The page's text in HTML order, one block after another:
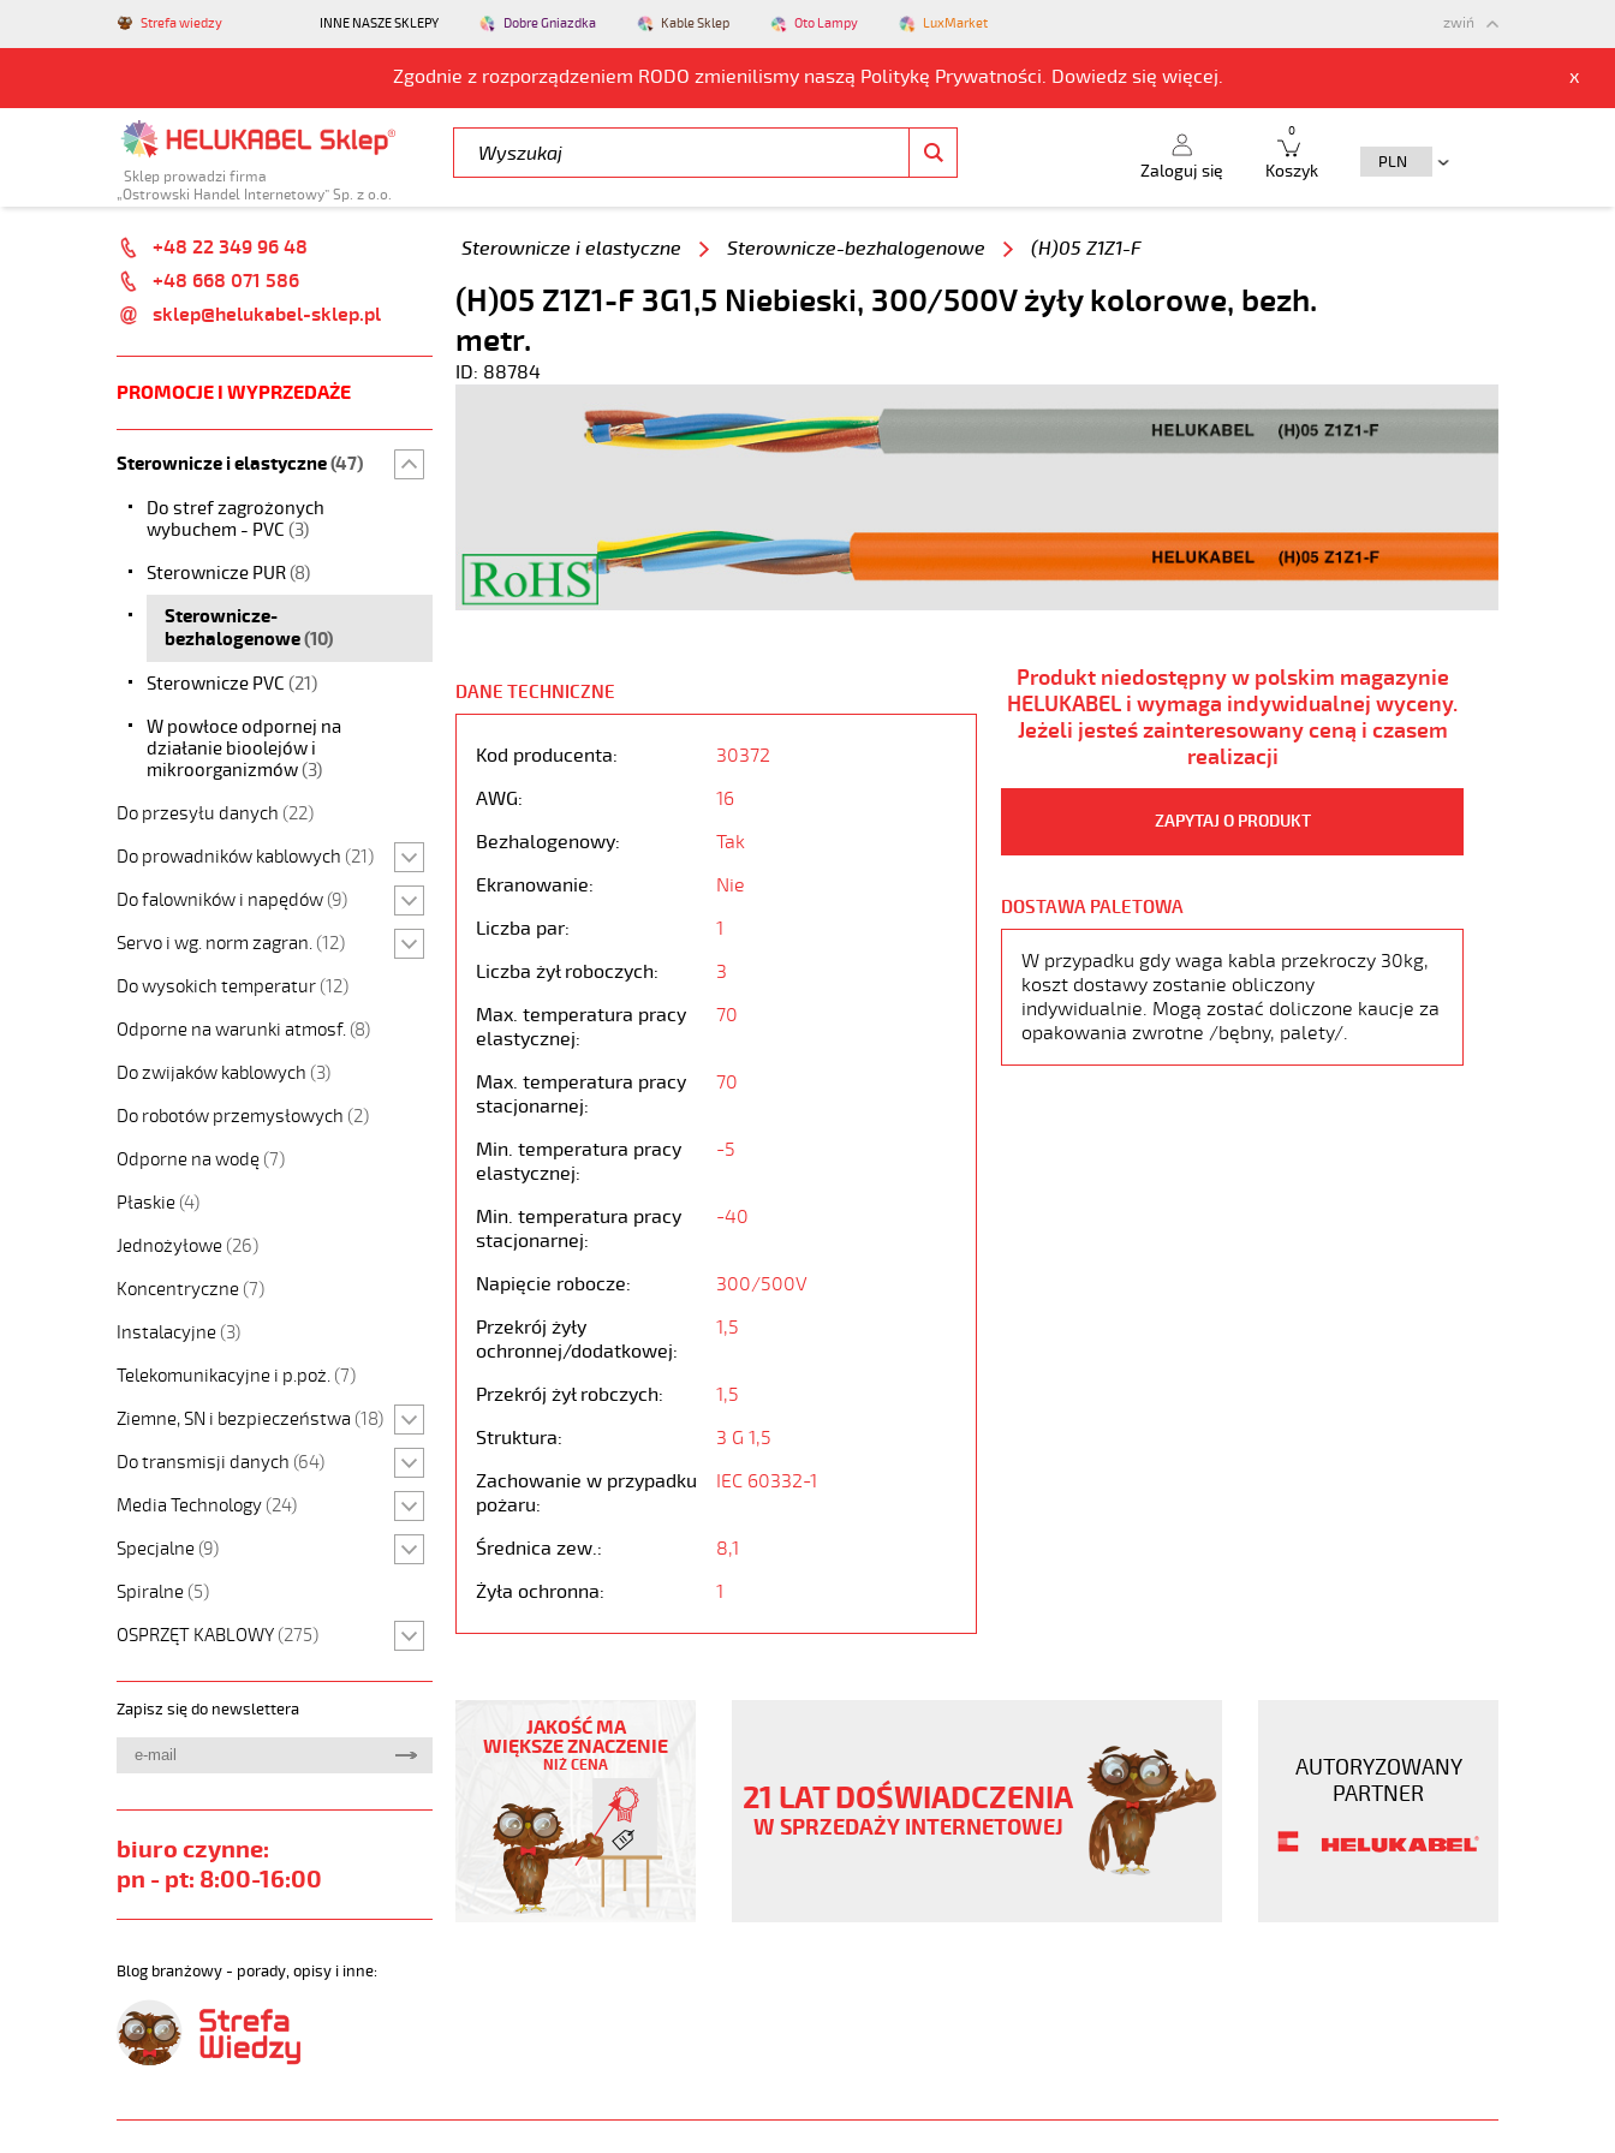
Strefa wiedzy INNE NASZE SKLEPY Dobre Gniazdka Kable Sklep Oto Lampy LuxMarket
Zgodnie z rozporządzeniem RODO zmienilismy naszą Politykę Prywatności. Dowiedz się więcej. x
zwiń
Sklep prowadzi firma
„Ostrowski Handel Internetowy” Sp. z o.o.
Zaloguj się Koszyk
0
+48 22 349 96 48
+48 668 071 586
sklep@helukabel-sklep.pl
PROMOCJE I WYPRZEDAŻE
Sterownicze i elastyczne(47)
Do stref zagrożonych
wybuchem - PVC (3)
Sterownicze PUR(8)
Sterownicze-
bezhalogenowe(10)
Sterownicze PVC (21)
W powłoce odpornej na
działanie bioolejów i
mikroorganizmów(3)
Do przesyłu danych (22)
Do prowadników kablowych (21)
Do falowników i napędów (9)
Servo i wg. norm zagran. (12)
Do wysokich temperatur (12)
Odporne na warunki atmosf. (8)
Do zwijaków kablowych (3)
Do robotów przemysłowych (2)
Odporne na wodę (7)
Płaskie (4)
Jednożyłowe (26)
Koncentryczne (7)
Instalacyjne (3)
Telekomunikacyjne i p.poż. (7)
Ziemne, SN i bezpieczeństwa (18)
Do transmisji danych (64)
Media Technology (24)
Specjalne (9)
Spiralne (5)
OSPRZĘT KABLOWY (275)
Zapisz się do newslettera
biuro czynne:
pn - pt: 8:00-16:00
Blog branżowy - porady, opisy i inne:
Sterownicze i elastyczne Sterownicze-bezhalogenowe (H)05 Z1Z1-F
(H)05 Z1Z1-F 3G1,5 Niebieski, 300/500V żyły kolorowe, bezh.
metr.
ID: 88784
DANE TECHNICZNE
Kod producenta:
30372
AWG:
16
Bezhalogenowy:
Tak
Ekranowanie:
Nie
Liczba par:
1
Liczba żył roboczych:
3
Max. temperatura pracy
elastycznej:
70
Max. temperatura pracy
stacjonarnej:
70
Min. temperatura pracy
elastycznej:
-5
Min. temperatura pracy
stacjonarnej:
-40
Napięcie robocze:
300/500V
Przekrój żyły
ochronnej/dodatkowej:
1,5
Przekrój żył robczych:
1,5
Struktura:
3 G 1,5
Zachowanie w przypadku
pożaru:
IEC 60332-1
Średnica zew.:
8,1
Żyła ochronna:
1
Produkt niedostępny w polskim magazynie
HELUKABEL i wymaga indywidualnej wyceny.
Jeżeli jesteś zainteresowany ceną i czasem
realizacji
ZAPYTAJ O PRODUKT
DOSTAWA PALETOWA
W przypadku gdy waga kabla przekroczy 30kg,
koszt dostawy zostanie obliczony
indywidualnie. Mogą zostać doliczone kaucje za
opakowania zwrotne /bębny, palety/.
3G1,5
300/500V
kolorowe,
z1z1-
JAKOŚĆ MA
WIĘKSZE ZNACZENIE
NIŻ CENA
21 LAT DOŚWIADCZENIA
W SPRZEDAŻY INTERNETOWEJ
AUTORYZOWANY
PARTNER